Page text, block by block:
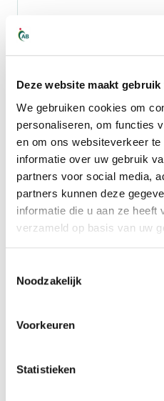
Deze website maakt
We gebruiken cookies om
personaliseren, om functies
en om ons websiteverkeer
informatie over uw gebruik
partners voor social media,
partners kunnen deze
informatie die u aan ze heeft
verzameld op basis van uw
Noodzakelijk
Voorkeuren
Statistieken
Inny
Praca przy
jabłek i
Leerbroek –
od zaraz
Pełny etat